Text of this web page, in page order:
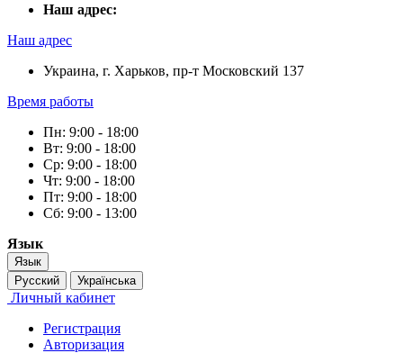
Наш адрес:
Наш адрес
Украина, г. Харьков, пр-т Московский 137
Время работы
Пн: 9:00 - 18:00
Вт: 9:00 - 18:00
Ср: 9:00 - 18:00
Чт: 9:00 - 18:00
Пт: 9:00 - 18:00
Сб: 9:00 - 13:00
Язык
Язык
Русский
Українська
Личный кабинет
Регистрация
Авторизация